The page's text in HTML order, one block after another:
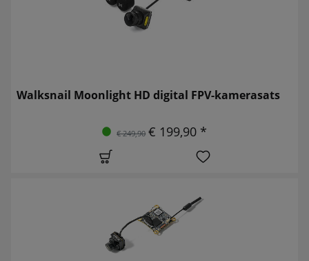
Walksnail Moonlight HD digital FPV-kamerasats
€ 249,90 € 199,90 *